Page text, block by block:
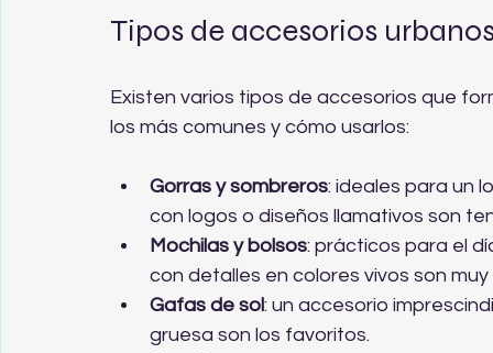
Tipos de accesorios
Existen varios tipos de accesorios que
los más comunes y cómo usarlos:
Gorras y sombreros: ideales para un
con logos o diseños llamativos son
Mochilas y bolsos: prácticos para el
con detalles en colores vivos son
Gafas de sol: un accesorio
gruesa son los favoritos.